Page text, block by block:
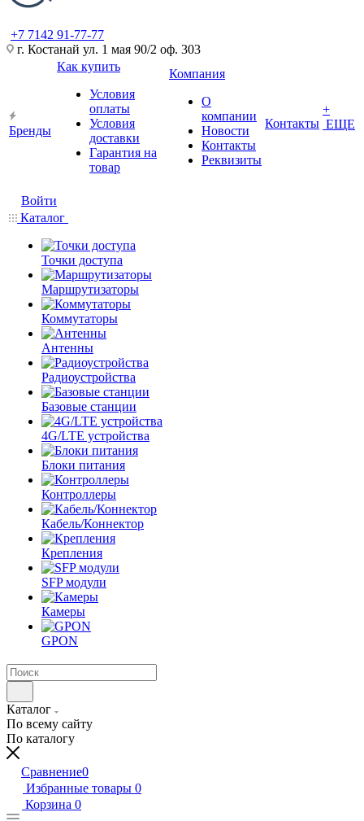
+7 7142 91-77-77
г. Костанай ул. 1 мая 90/2 оф. 303
Бренды
Как купить
Условия
оплаты
Условия
доставки
Гарантия на
товар
Компания
О
компании
Новости
Контакты
Реквизиты
Контакты
+
ЕЩЕ
Войти
Каталог
Точки доступа
Маршрутизаторы
Коммутаторы
Антенны
Радиоустройства
Базовые станции
4G/LTE устройства
Блоки питания
Контроллеры
Кабель/Коннектор
Крепления
SFP модули
Камеры
GPON
Каталог
По всему сайту
По каталогу
Сравнение0
Избранные товары 0
Корзина 0